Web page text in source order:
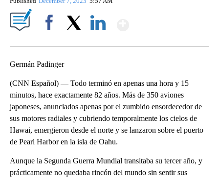
Germán Padinger
(CNN Español) — Todo terminó en apenas una hora y 15
minutos, hace exactamente 82 años. Más de 350 aviones
japoneses, anunciados apenas por el zumbido ensordecedor de
sus motores radiales y cubriendo temporalmente los cielos de
Hawai, emergieron desde el norte y se lanzaron sobre el puerto
de Pearl Harbor en la isla de Oahu.
Aunque la Segunda Guerra Mundial transitaba su tercer año, y
prácticamente no quedaba rincón del mundo sin sentir sus